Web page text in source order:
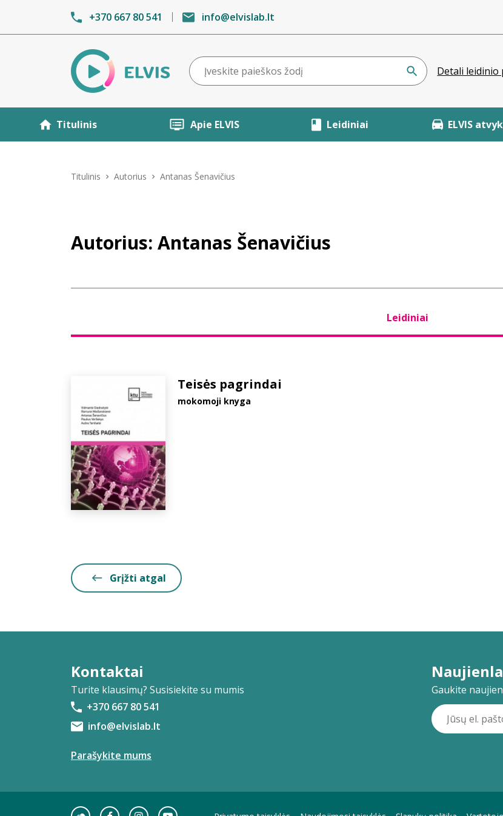
+370 667 80 541 info@elvislab.lt
Detali leidinio
Titulinis Apie ELVIS Leidiniai ELVIS
Titulinis Autorius Antanas Šenavičius
Autorius: Antanas Šenavičius
Leidiniai
Teisės pagrindai
mokomoji knyga
Grįžti atgal
Kontaktai
Turite klausimų? Susisiekite su mumis
+370 667 80 541
info@elvislab.lt
Parašykite mums
Gaukite